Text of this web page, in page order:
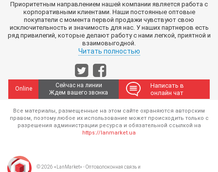
Приоритетным направлением нашей компании является работа с
корпоративными клиентами. Наши постоянные оптовые
покупатели с момента первой продажи чувствуют свою
исключительность и значимость для нас. У наших партнеров есть
ряд привилегий, которые делают работу с нами легкой, приятной и
взаимовыгодной.
Читать полностью
Online
Сейчас на линии
Ждем вашего звонка
Написать в
онлайн чат
© 2026 «LanMarket» - Оптоволоконная связь и
Все материалы, размещенные на этом сайте охраняются авторским
правом, поэтому любое их использование может происходить только с
разрешения администрации ресурса и обязательной ссылкой на
https://lanmarket.ua